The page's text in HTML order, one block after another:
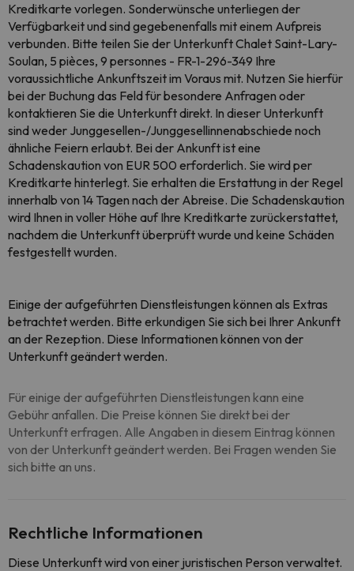
Kreditkarte vorlegen. Sonderwünsche unterliegen der
Verfügbarkeit und sind gegebenenfalls mit einem Aufpreis
verbunden. Bitte teilen Sie der Unterkunft Chalet Saint-Lary-
Soulan, 5 pièces, 9 personnes - FR-1-296-349 Ihre
voraussichtliche Ankunftszeit im Voraus mit. Nutzen Sie hierfür
bei der Buchung das Feld für besondere Anfragen oder
kontaktieren Sie die Unterkunft direkt. In dieser Unterkunft
sind weder Junggesellen-/Junggesellinnenabschiede noch
ähnliche Feiern erlaubt. Bei der Ankunft ist eine
Schadenskaution von EUR 500 erforderlich. Sie wird per
Kreditkarte hinterlegt. Sie erhalten die Erstattung in der Regel
innerhalb von 14 Tagen nach der Abreise. Die Schadenskaution
wird Ihnen in voller Höhe auf Ihre Kreditkarte zurückerstattet,
nachdem die Unterkunft überprüft wurde und keine Schäden
festgestellt wurden.
Einige der aufgeführten Dienstleistungen können als Extras
betrachtet werden. Bitte erkundigen Sie sich bei Ihrer Ankunft
an der Rezeption. Diese Informationen können von der
Unterkunft geändert werden.
Für einige der aufgeführten Dienstleistungen kann eine
Gebühr anfallen. Die Preise können Sie direkt bei der
Unterkunft erfragen. Alle Angaben in diesem Eintrag können
von der Unterkunft geändert werden. Bei Fragen wenden Sie
sich bitte an uns.
Rechtliche Informationen
Diese Unterkunft wird von einer juristischen Person verwaltet.